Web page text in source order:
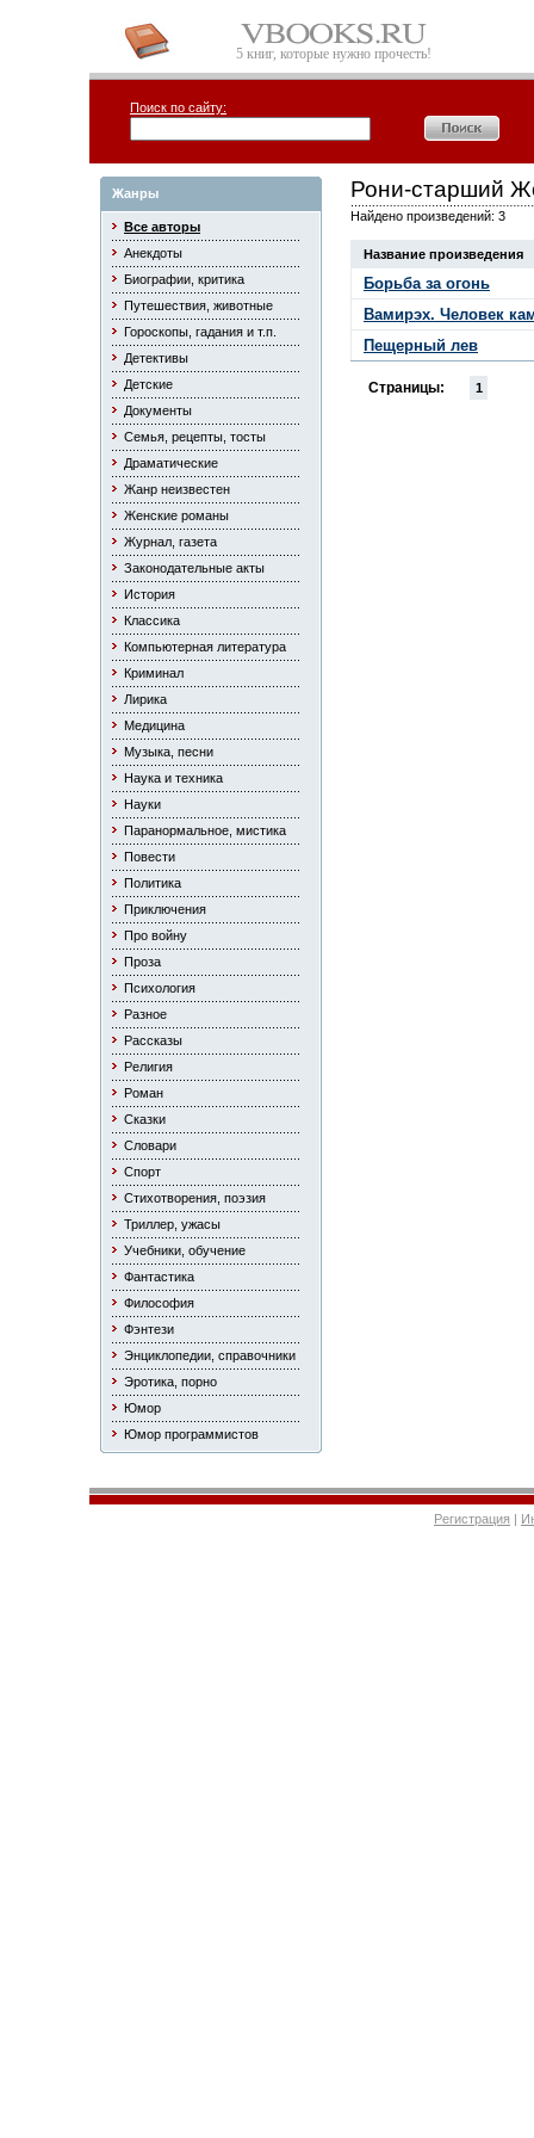
5 книг, которые нужно прочесть!
Поиск по сайту:
Жанры
Все авторы
Анекдоты
Биографии, критика
Путешествия, животные
Гороскопы, гадания и т.п.
Детективы
Детские
Документы
Семья, рецепты, тосты
Драматические
Жанр неизвестен
Женские романы
Журнал, газета
Законодательные акты
История
Классика
Компьютерная литература
Криминал
Лирика
Медицина
Музыка, песни
Наука и техника
Науки
Паранормальное, мистика
Повести
Политика
Приключения
Про войну
Проза
Психология
Разное
Рассказы
Религия
Роман
Сказки
Словари
Спорт
Стихотворения, поэзия
Триллер, ужасы
Учебники, обучение
Фантастика
Философия
Фэнтези
Энциклопедии, справочники
Эротика, порно
Юмор
Юмор программистов
Рони-старший
Найдено произведений: 3
Название произведения
Борьба за огонь
Вамирэх. Человек
Пещерный лев
Страницы: 1
Регистрация |